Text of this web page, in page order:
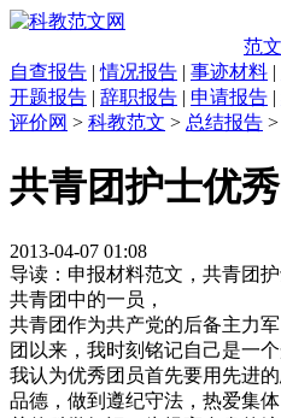
范
自查报告 |情况报告 | 事迹材料 |
开题报告 | 辞职报告 | 申请报告 |
评价网 > 科教范文 > 总结报告 >
共青团护士优
2013-04-07 01:08
导读：申报材料范文，共青团
共青团中的一员，
共青团作为共产党的后备主力
团以来，我时刻铭记自己是一
我认为优秀团员首先要用先进
品德，做到遵纪守法，热爱集